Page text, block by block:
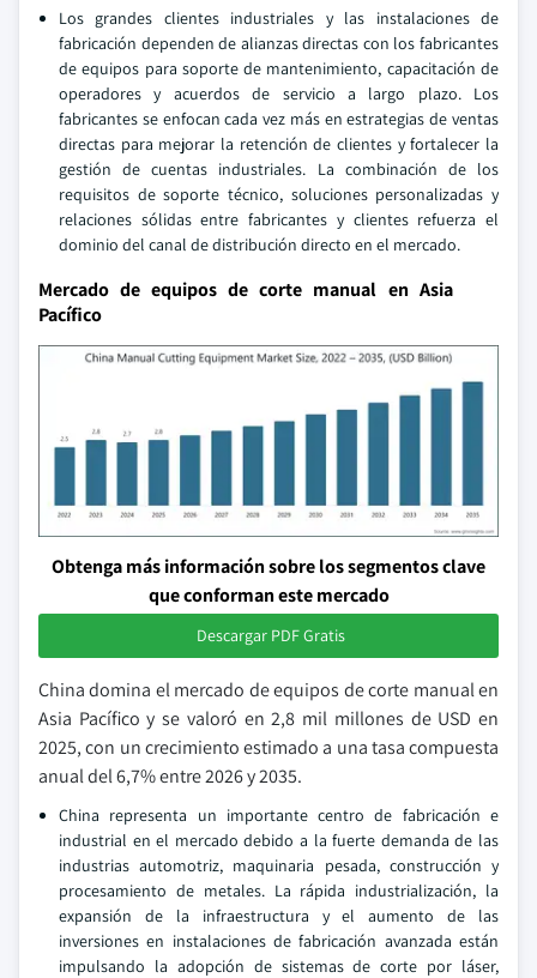
Los grandes clientes industriales y las instalaciones de
fabricación dependen de alianzas directas con los fabricantes
de equipos para soporte de mantenimiento, capacitación de
operadores y acuerdos de servicio a largo plazo. Los
fabricantes se enfocan cada vez más en estrategias de ventas
directas para mejorar la retención de clientes y fortalecer la
gestión de cuentas industriales. La combinación de los
requisitos de soporte técnico, soluciones personalizadas y
relaciones sólidas entre fabricantes y clientes refuerza el
dominio del canal de distribución directo en el mercado.
Mercado de equipos de corte manual en Asia
Pacífico
Obtenga más información sobre los segmentos clave
que conforman este mercado
Descargar PDF Gratis
China domina el mercado de equipos de corte manual en
Asia Pacífico y se valoró en 2,8 mil millones de USD en
2025, con un crecimiento estimado a una tasa compuesta
anual del 6,7% entre 2026 y 2035.
China representa un importante centro de fabricación e
industrial en el mercado debido a la fuerte demanda de las
industrias automotriz, maquinaria pesada, construcción y
procesamiento de metales. La rápida industrialización, la
expansión de la infraestructura y el aumento de las
inversiones en instalaciones de fabricación avanzada están
impulsando la adopción de sistemas de corte por láser,